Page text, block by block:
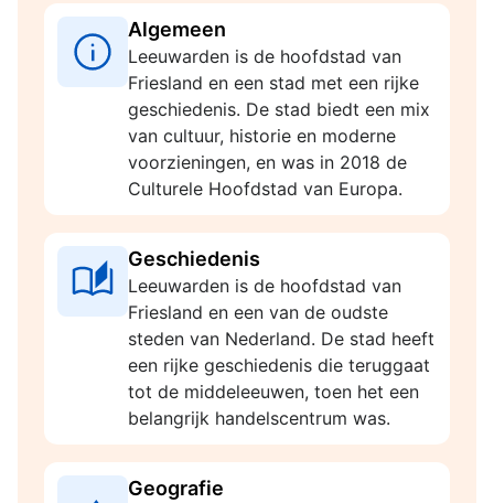
Algemeen
Leeuwarden is de hoofdstad van
Friesland en een stad met een rijke
geschiedenis. De stad biedt een mix
van cultuur, historie en moderne
voorzieningen, en was in 2018 de
Culturele Hoofdstad van Europa.
Geschiedenis
Leeuwarden is de hoofdstad van
Friesland en een van de oudste
steden van Nederland. De stad heeft
een rijke geschiedenis die teruggaat
tot de middeleeuwen, toen het een
belangrijk handelscentrum was.
Geografie